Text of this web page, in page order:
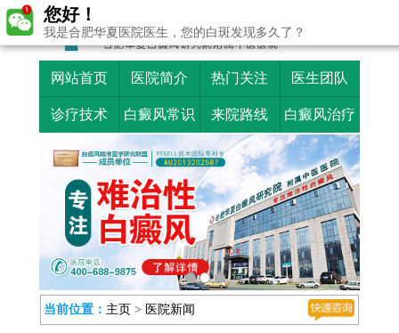
网站首页 医院简介 热门关注 医生团队
诊疗技术 白癜风常识 来院路线 白癜风治疗
当前位置： 主页 > 医院新闻
您好！
我是合肥华夏医院医生，您的白斑发现多久了？